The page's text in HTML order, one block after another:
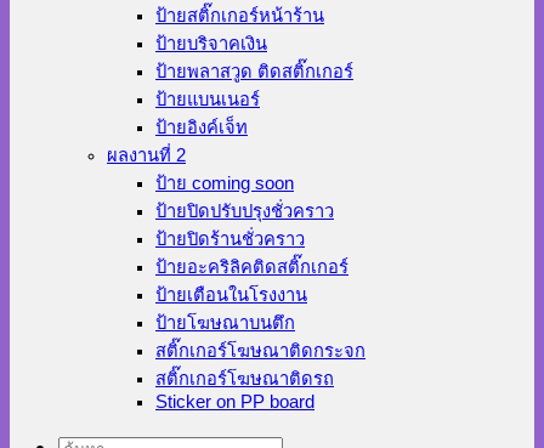
ป้ายสติ๊กเกอร์หน้าร้าน
ป้ายบริจาคเงิน
ป้ายพลาสวูด ติดสติ๊กเกอร์
ป้ายแบนเนอร์
ป้ายอิงค์เจ็ท
ผลงานที่ 2
ป้าย coming soon
ป้ายปิดปรับปรุงชั่วคราว
ป้ายปิดร้านชั่วคราว
ป้ายอะคริลิคติดสติ๊กเกอร์
ป้ายเตือนในโรงงาน
ป้ายโฆษณาบนตึก
สติ๊กเกอร์โฆษณาติดกระจก
สติ๊กเกอร์โฆษณาติดรถ
Sticker on PP board